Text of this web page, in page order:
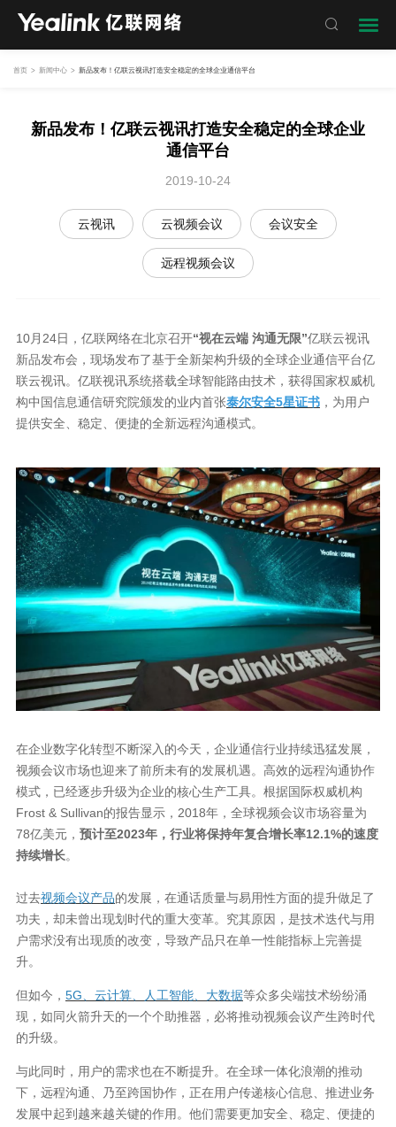

首页 > 新闻中心 > 新品发布！亿联云视讯打造安全稳定的全球企业通信平台
新品发布！亿联云视讯打造安全稳定的全球企业
通信平台
2019-10-24
云视讯 云视频会议 会议安全
远程视频会议
10月24日，亿联网络在北京召开“视在云端 沟通无限”亿联云视讯
新品发布会，现场发布了基于全新架构升级的全球企业通信平台亿
联云视讯。亿联视讯系统搭载全球智能路由技术，获得国家权威机
构中国信息通信研究院颁发的业内首张泰尔安全5星证书 ，为用户
提供安全、稳定、便捷的全新远程沟通模式。
在企业数字化转型不断深入的今天，企业通信行业持续迅猛发展，
视频会议市场也迎来了前所未有的发展机遇。高效的远程沟通协作
模式，已经逐步升级为企业的核心生产工具。根据国际权威机构
Frost & Sullivan的报告显示，2018年，全球视频会议市场容量为
78亿美元， 预计至2023年，行业将保持年复合增长率12.1%的速度
持续增长。
过去视频会议产品的发展，在通话质量与易用性方面的提升做足了
功夫，却未曾出现划时代的重大变革。究其原因，是技术迭代与用
户需求没有出现质的改变，导致产品只在单一性能指标上完善提
升。
但如今， 5G、云计算、人工智能、大数据等众多尖端技术纷纷涌
现，如同火箭升天的一个个助推器，必将推动视频会议产生跨时代
的升级。
与此同时，用户的需求也在不断提升。在全球一体化浪潮的推动
下，远程沟通、乃至跨国协作，正在用户传递核心信息、推进业务
发展中起到越来越关键的作用。他们需要更加安全、稳定、便捷的